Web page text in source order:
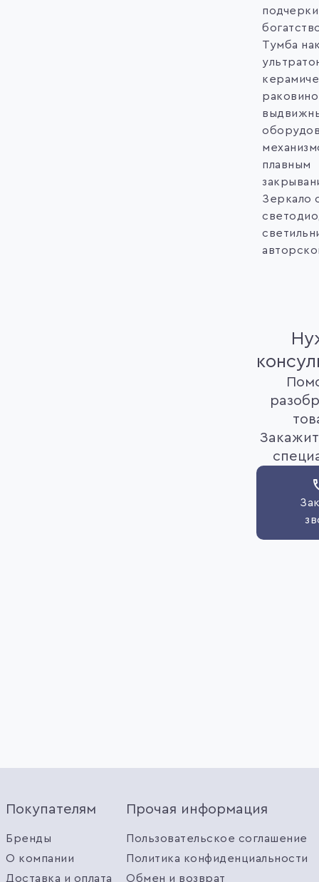
Тумба
плавным
Зеркало
Покупателям
Бренды
О компании
Доставка и оплата
Прочая информация
Пользовательское соглашение
Политика конфиденциальности
Обмен и возврат